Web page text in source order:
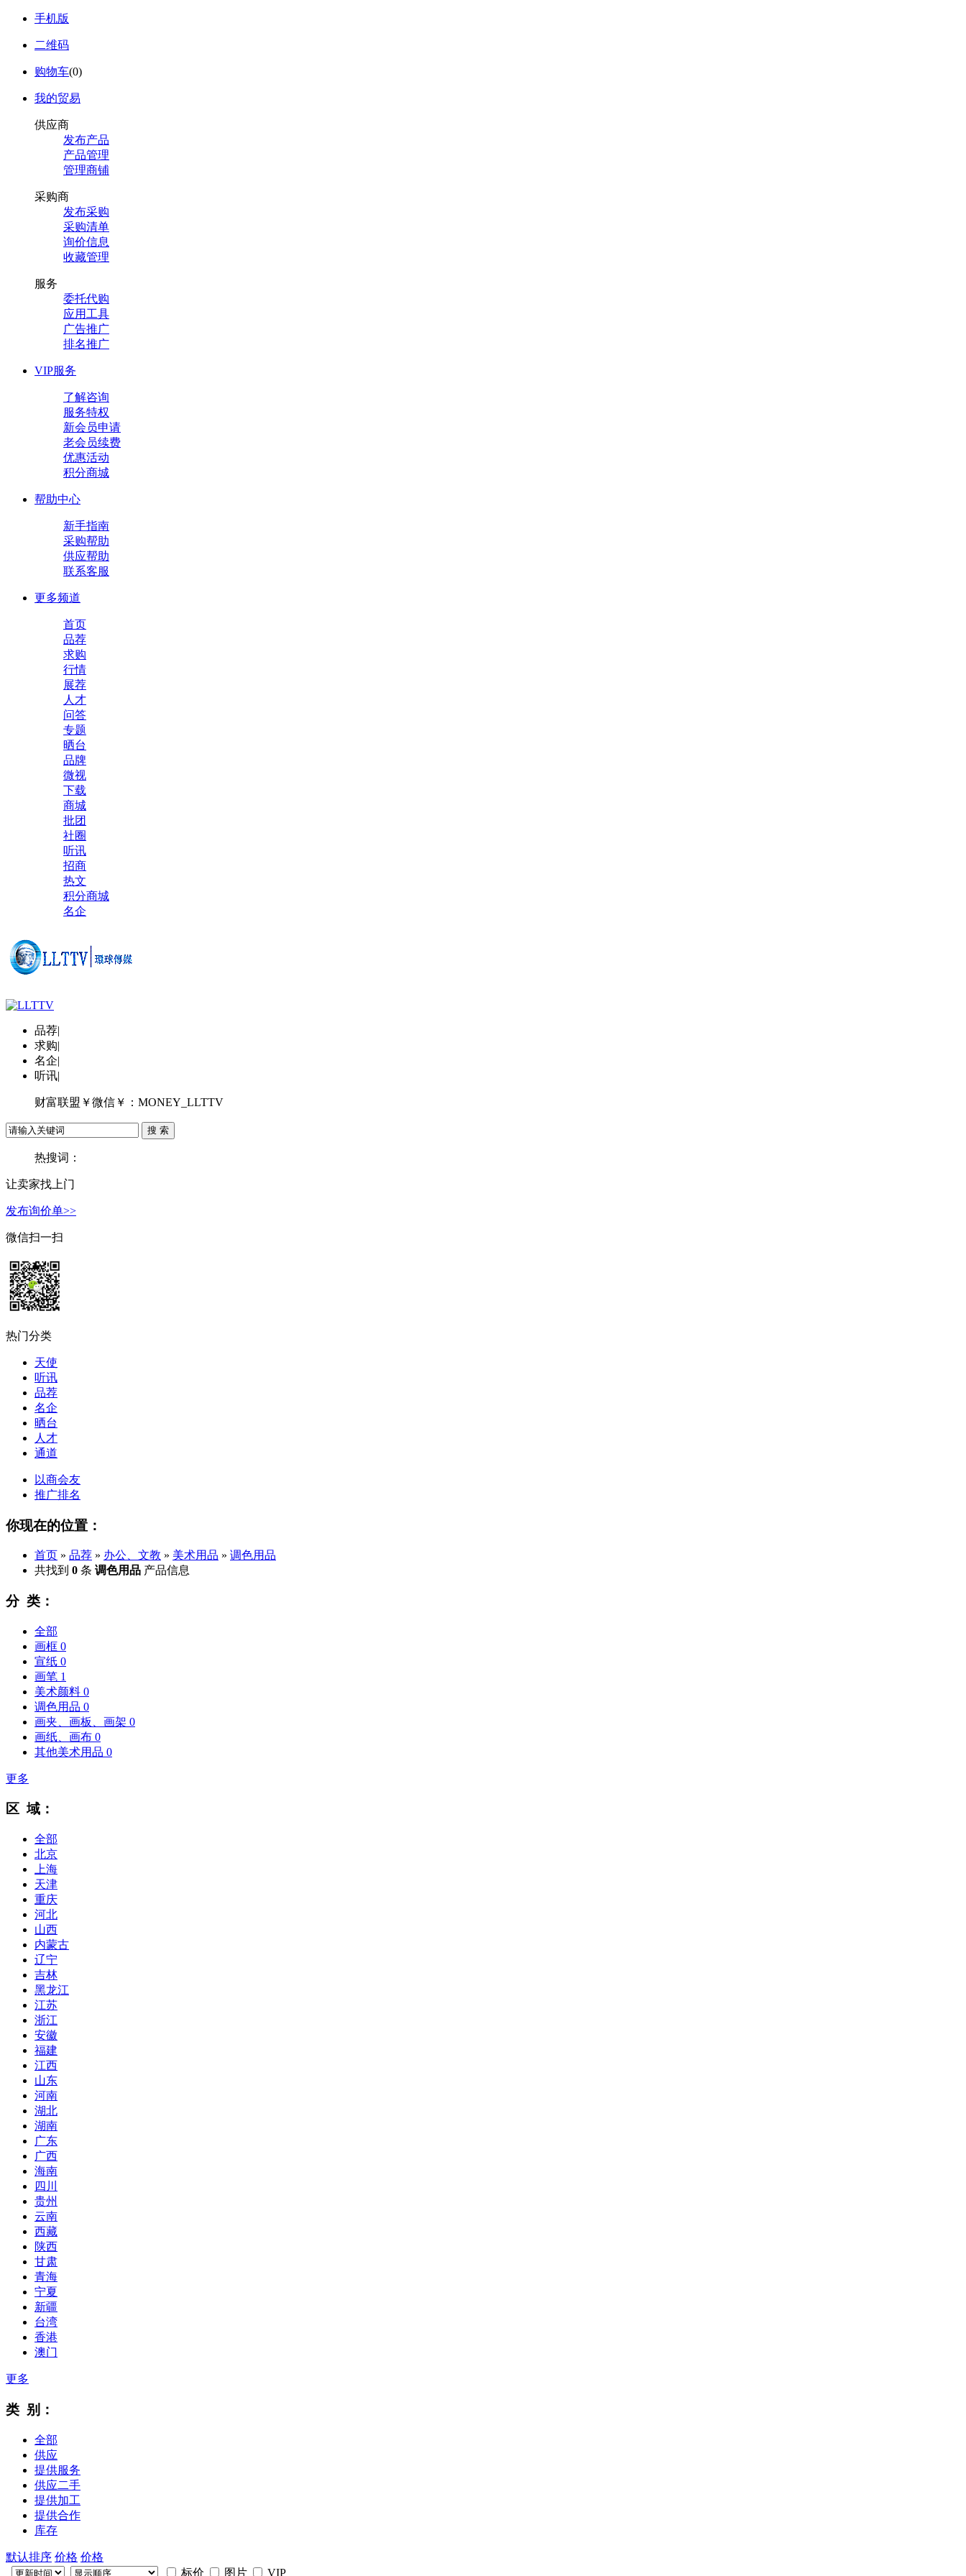
手机版
二维码
购物车(0)
我的贸易
供应商
发布产品
产品管理
管理商铺
采购商
发布采购
采购清单
询价信息
收藏管理
服务
委托代购
应用工具
广告推广
排名推广
VIP服务
了解咨询
服务特权
新会员申请
老会员续费
优惠活动
积分商城
帮助中心
新手指南
采购帮助
供应帮助
联系客服
更多频道
首页
品荐
求购
行情
展荐
人才
问答
专题
晒台
品牌
微视
下载
商城
批团
社圈
听讯
招商
热文
积分商城
名企
品荐|
求购|
名企|
听讯|
财富联盟￥微信￥：MONEY_LLTTV
热搜词：
让卖家找上门
发布询价单>>
微信扫一扫
热门分类
天使
听讯
品荐
名企
晒台
人才
通道
以商会友
推广排名
你现在的位置：
首页 » 品荐 » 办公、文教 » 美术用品 » 调色用品
共找到 0 条 调色用品 产品信息
分 类：
全部
画框 0
宣纸 0
画笔 1
美术颜料 0
调色用品 0
画夹、画板、画架 0
画纸、画布 0
其他美术用品 0
更多
区 域：
全部
北京
上海
天津
重庆
河北
山西
内蒙古
辽宁
吉林
黑龙江
江苏
浙江
安徽
福建
江西
山东
河南
湖北
湖南
广东
广西
海南
四川
贵州
云南
西藏
陕西
甘肃
青海
宁夏
新疆
台湾
香港
澳门
更多
类 别：
全部
供应
提供服务
供应二手
提供加工
提供合作
库存
默认排序 价格 价格
标价
图片 VIP